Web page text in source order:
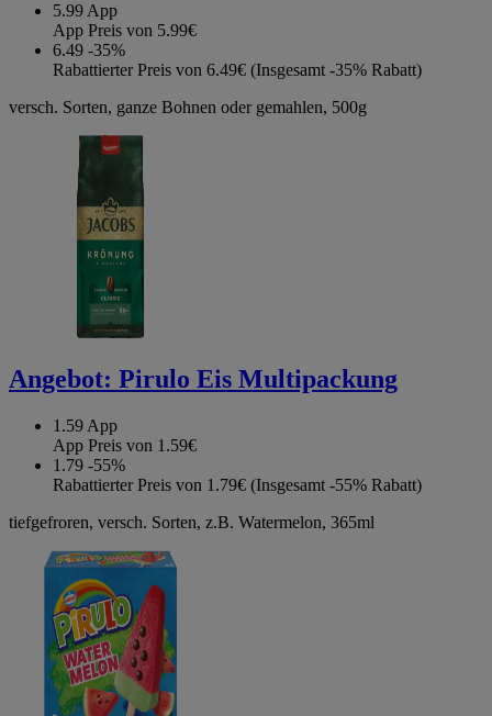
5.99 App
App Preis von 5.99€
6.49 -35%
Rabattierter Preis von 6.49€ (Insgesamt -35% Rabatt)
versch. Sorten, ganze Bohnen oder gemahlen, 500g
Angebot: Pirulo Eis Multipackung
1.59 App
App Preis von 1.59€
1.79 -55%
Rabattierter Preis von 1.79€ (Insgesamt -55% Rabatt)
tiefgefroren, versch. Sorten, z.B. Watermelon, 365ml